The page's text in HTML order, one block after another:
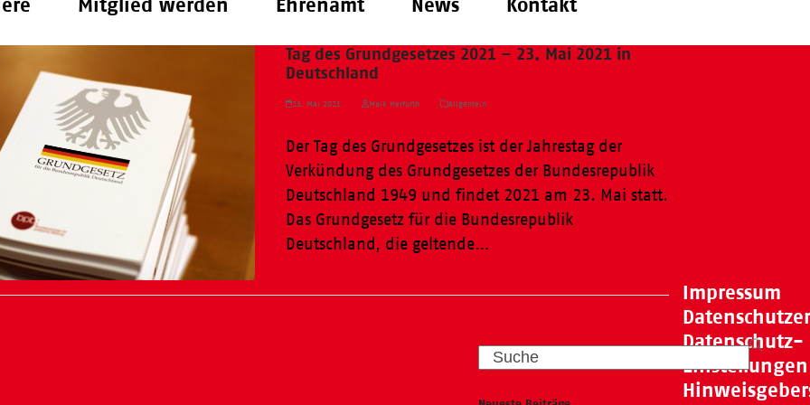
Mitglied werden Ehrenamt News Kontakt
Tag des Grundgesetzes 2021 – 23. Mai 2021 in
Deutschland
23. Mai 2021 Maik Herfurth Allgemein
Der Tag des Grundgesetzes ist der Jahrestag der
Verkündung des Grundgesetzes der Bundesrepublik
Deutschland 1949 und findet 2021 am 23. Mai statt.
Das Grundgesetz für die Bundesrepublik
Deutschland, die geltende…
Search
Impressum
Datenschutz-
Einstellungen